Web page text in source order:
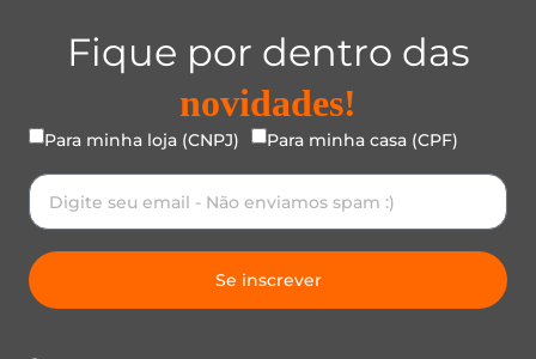
Fique por dentro das
novidades!
Para minha loja (CNPJ) Para minha casa (CPF)
Se inscrever